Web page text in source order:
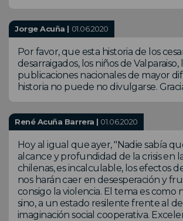
Jorge Acuña | 01.06.2020
Por favor, que esta historia de los
desarraigados, los niños de Valparaiso,
publicaciones nacionales de mayor
historia no puede no divulgarse.
René Acuña Barrera | 01.06.2020
Hoy al igual que ayer, "Nadie sabía
alcance y profundidad de la crisis en
chilenas, es incalculable, los efectos
nos harán caer en desesperación y
consigo la violencia. El tema es como
sino, a un estado resilente frente al
imaginación social cooperativa.